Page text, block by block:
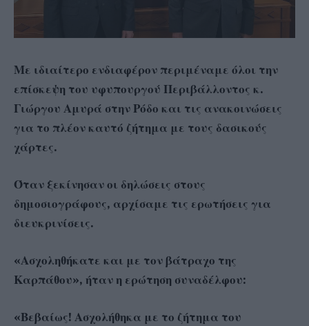
Με ιδιαίτερο ενδιαφέρον περιμέναμε όλοι την
επίσκεψη του υφυπουργού Περιβάλλοντος κ.
Γιώργου Αμυρά στην Ρόδο και τις ανακοινώσεις
για το πλέον καυτό ζήτημα με τους δασικούς
χάρτες.
Όταν ξεκίνησαν οι δηλώσεις στους
δημοσιογράφους, αρχίσαμε τις ερωτήσεις για
διευκρινίσεις.
«Ασχοληθήκατε και με τον βάτραχο της
Καρπάθου», ήταν η ερώτηση συναδέλφου:
«Βεβαίως! Ασχολήθηκα με το ζήτημα του